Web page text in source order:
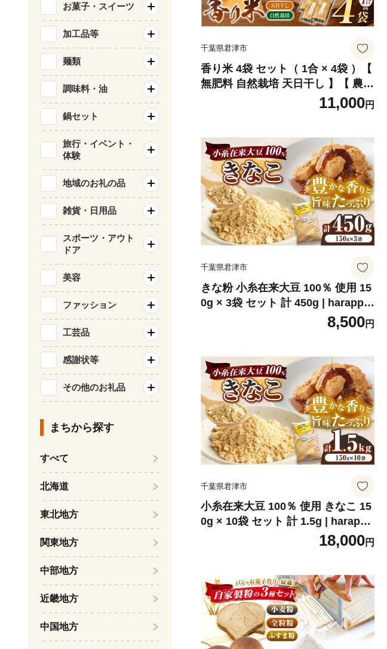
千葉県君津市
香り米 4袋 セット（ 1合 × 4袋 ）【
無肥料 自然栽培 天日干し 】【 農
薬：栽培期間中不使用 】 | ののま自
然農園 米 こめ お米 かおりまい 雑
11,000円
千葉県君津市
きな粉 小糸在来大豆 100％ 使用 15
0g × 3袋 セット 計 450g | harappa
きなこ 黄粉 粉 わらびもち お正月
8,500円
千葉県君津市
小糸在来大豆 100％ 使用 きなこ 15
0g × 10袋 セット 計 1.5g | harappa
きな粉 黄粉 粉 わらびもち お正月
18,000円
お菓子・スイーツ
加工品等
麺類
調味料・油
鍋セット
旅行・イベント・
体験
地域のお礼の品
雑貨・日用品
スポーツ・アウト
ドア
美容
ファッション
工芸品
感謝状等
その他のお礼品
まちから探す
すべて
北海道
東北地方
関東地方
中部地方
近畿地方
中国地方